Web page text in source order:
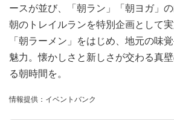
ースが並び、「朝ラン」「朝ヨガ」
朝のトレイルランを特別企画として
「朝ラーメン」をはじめ、地元の味
魅力。懐かしさと新しさが交わる真
る朝時間を。
情報提供：イベントバンク